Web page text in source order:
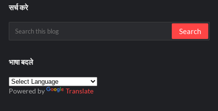
सर्च करे
भाषा बदले
Powered by Translate